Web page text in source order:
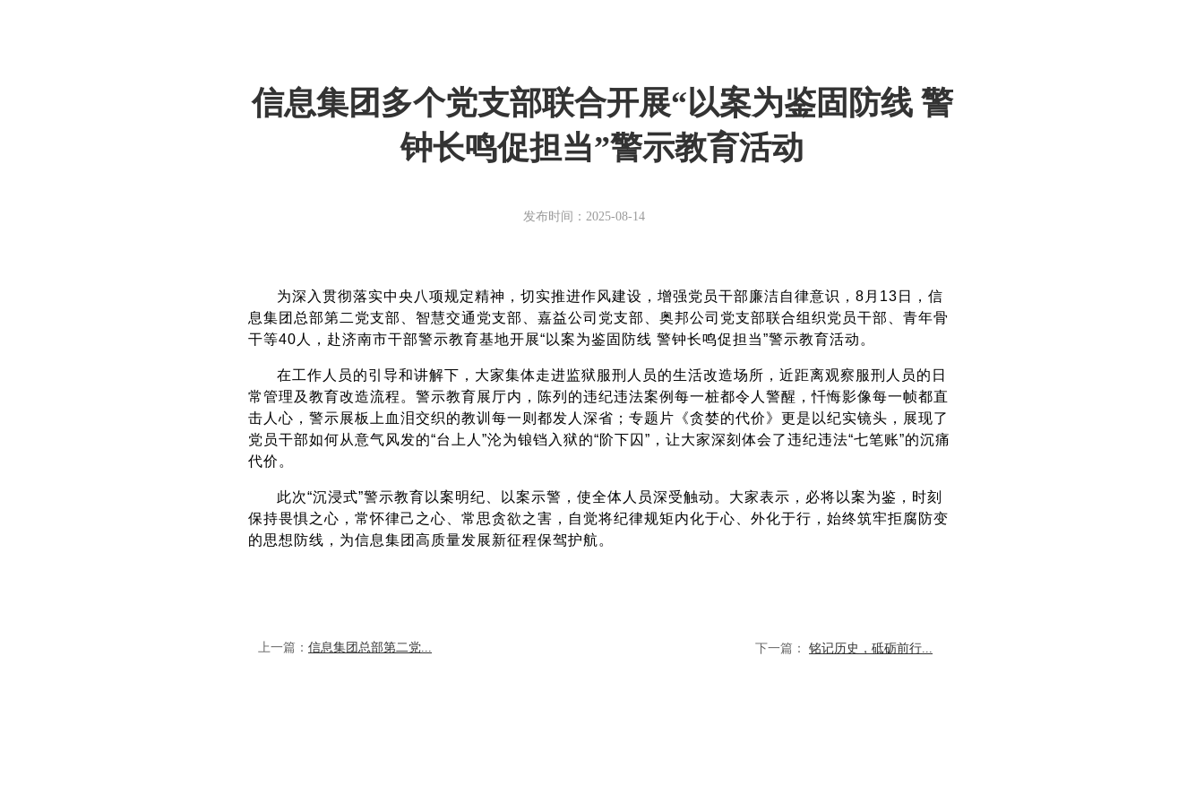
信息集团多个党支部联合开展“以案为鉴固防线 警
钟长鸣促担当”警示教育活动
发布时间：2025-08-14
为深入贯彻落实中央八项规定精神，切实推进作风建设，增强党员干部廉洁自律意识，8月13日，信
息集团总部第二党支部、智慧交通党支部、嘉益公司党支部、奥邦公司党支部联合组织党员干部、青年骨
干等40人，赴济南市干部警示教育基地开展“以案为鉴固防线 警钟长鸣促担当”警示教育活动。
在工作人员的引导和讲解下，大家集体走进监狱服刑人员的生活改造场所，近距离观察服刑人员的日
常管理及教育改造流程。警示教育展厅内，陈列的违纪违法案例每一桩都令人警醒，忏悔影像每一帧都直
击人心，警示展板上血泪交织的教训每一则都发人深省；专题片《贪婪的代价》更是以纪实镜头，展现了
党员干部如何从意气风发的“台上人”沦为锒铛入狱的“阶下囚”，让大家深刻体会了违纪违法“七笔账”的沉痛
代价。
此次“沉浸式”警示教育以案明纪、以案示警，使全体人员深受触动。大家表示，必将以案为鉴，时刻
保持畏惧之心，常怀律己之心、常思贪欲之害，自觉将纪律规矩内化于心、外化于行，始终筑牢拒腐防变
的思想防线，为信息集团高质量发展新征程保驾护航。
上一篇： 信息集团总部第二党... 下一篇： 铭记历史，砥砺前行...